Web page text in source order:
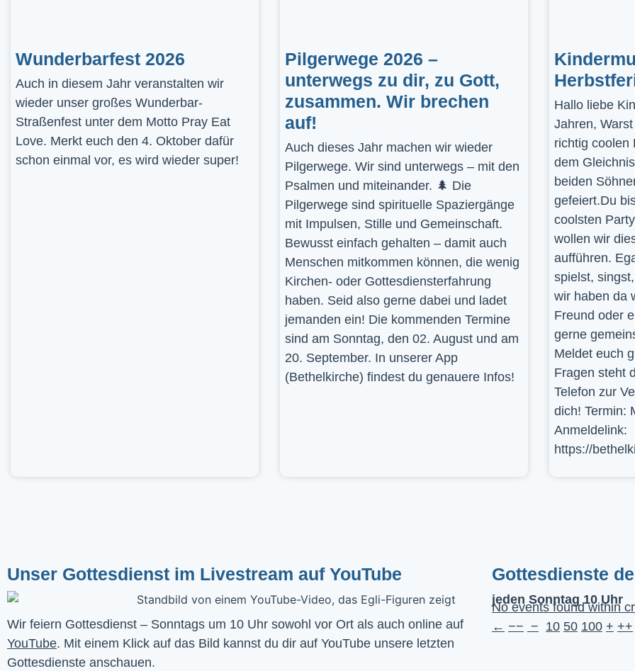
Wunderbarfest 2026
Auch in diesem Jahr veranstalten wir
wieder unser großes Wunderbar-
Straßenfest unter dem Motto Pray Eat
Love. Merkt euch den 4. Oktober dafür
schon einmal vor, es wird wieder super!
Pilgerwege 2026 –
unterwegs zu dir, zu Gott,
zusammen. Wir brechen
auf!
Auch dieses Jahr machen wir wieder
Pilgerwege. Wir sind unterwegs – mit den
Psalmen und miteinander. 🌲 Die
Pilgerwege sind spirituelle Spaziergänge
mit Impulsen, Stille und Gemeinschaft.
Bewusst einfach gehalten – damit auch
Menschen mitkommen können, die wenig
Kirchen- oder Gottesdiensterfahrung
haben. Seid also gerne dabei und ladet
jemanden ein! Die kommenden Termine
sind am Sonntag, den 02. August und am
20. September. In unserer App
(Bethelkirche) findest du genauere Infos!
Hallo liebe
Jahren,
richtig coolen
dem
beiden
gefeiert.Du
coolsten
wollen wir
aufführen.
spielst,
wir haben da
Freund oder
gerne
Meldet euch
Fragen steht
Telefon zur
dich! Termin:
Anmeldelink:
https://
Unser Gottesdienst im Livestream auf YouTube
YouTube. Mit einem Klick auf das Bild kannst du dir auf YouTube unsere letzten
Gottesdienste anschauen.
Gottesdienste
jeden Sonntag 10 Uhr
No events found within
← −− − 10 50 100 + ++